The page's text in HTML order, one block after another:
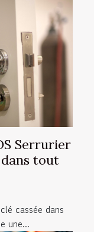
Serrurier
tout
cassée dans
une...